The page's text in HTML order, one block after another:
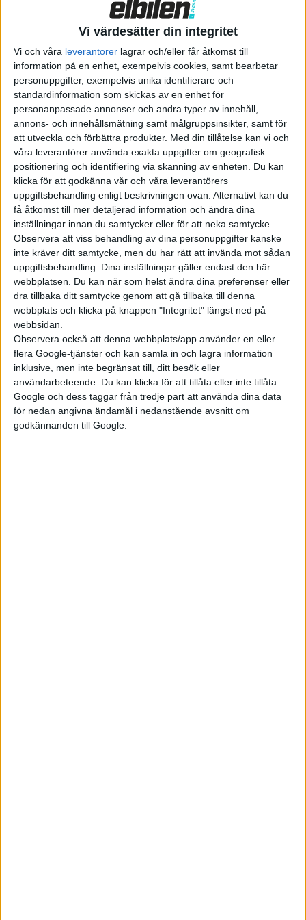
Vi värdesätter din integritet
Vi och våra leverantorer lagrar och/eller får åtkomst till
information på en enhet, exempelvis cookies, samt bearbetar
personuppgifter, exempelvis unika identifierare och
standardinformation som skickas av en enhet för
personanpassade annonser och andra typer av innehåll,
annons- och innehållsmätning samt målgruppsinsikter, samt för
att utveckla och förbättra produkter. Med din tillåtelse kan vi och
våra leverantörer använda exakta uppgifter om geografisk
positionering och identifiering via skanning av enheten. Du kan
klicka för att godkänna vår och våra leverantörers
uppgiftsbehandling enligt beskrivningen ovan. Alternativt kan du
få åtkomst till mer detaljerad information och ändra dina
inställningar innan du samtycker eller för att neka samtycke.
Observera att viss behandling av dina personuppgifter kanske
inte kräver ditt samtycke, men du har rätt att invända mot sådan
uppgiftsbehandling. Dina inställningar gäller endast den här
webbplatsen. Du kan när som helst ändra dina preferenser eller
dra tillbaka ditt samtycke genom att gå tillbaka till denna
webbplats och klicka på knappen "Integritet" längst ned på
webbsidan.
Observera också att denna webbplats/app använder en eller
flera Google-tjänster och kan samla in och lagra information
inklusive, men inte begränsat till, ditt besök eller
användarbeteende. Du kan klicka för att tillåta eller inte tillåta
Google och dess taggar från tredje part att använda dina data
för nedan angivna ändamål i nedanstående avsnitt om
godkännanden till Google.
och väntas ge sedanversionen av CLA en räckvidd på 54 mil, hos
Shooting Brake-versionen något kortare räckvidd på 52 mil.
Nya CLA är den första elbilen från Mercedes med ett 800-
voltssystem för snabb laddning. NMC-batteriet kan därför
snabbladdas med upp till 320 kW. Sådana effekter kommer LFP-
batteriet inte klara, utan det talas här om upp till 200 kW.
Enligt Mercedes ska det med LFP-batteriet gå att klämma in
20 mils räckvidd på 10 minuter vid snabbladdaren. Med NMC-
batteriet går det på samma tid att ladda 32,5 mils räckvidd.
Uppbyggnaden med ett batteripack bestående av fyra moduler
är densamma hos både NMC- och LFP-batteriet.
Energidensiteten skiljer sig – som väntat – däremot en del åt.
NMC-batteriet har enligt Mercedes en energitäthet på 680